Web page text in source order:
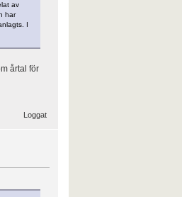
av
har
I
årtal för
Loggat